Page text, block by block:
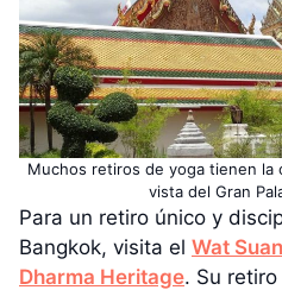
Muchos retiros de yoga tienen la
vista del Gran
Para un retiro único y
Bangkok, visita el Wat
Dharma Heritage. Su